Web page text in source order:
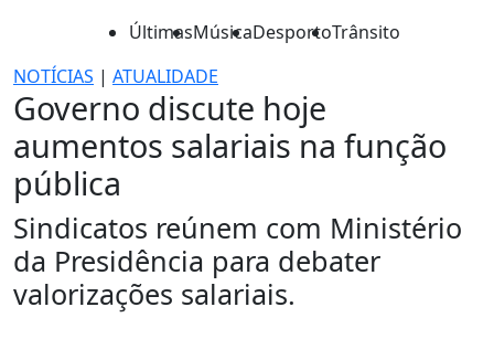
ÚltimasMúsicaDesportoTrânsito
NOTÍCIAS | ATUALIDADE
Governo discute hoje
aumentos salariais na função
pública
Sindicatos reúnem com Ministério
da Presidência para debater
valorizações salariais.